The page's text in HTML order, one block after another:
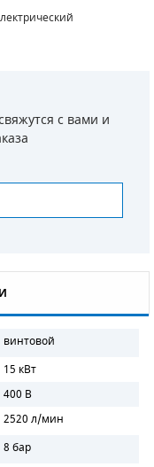
с вами и
винтовой
15 кВт
400 В
2520 л/мин
8 бар